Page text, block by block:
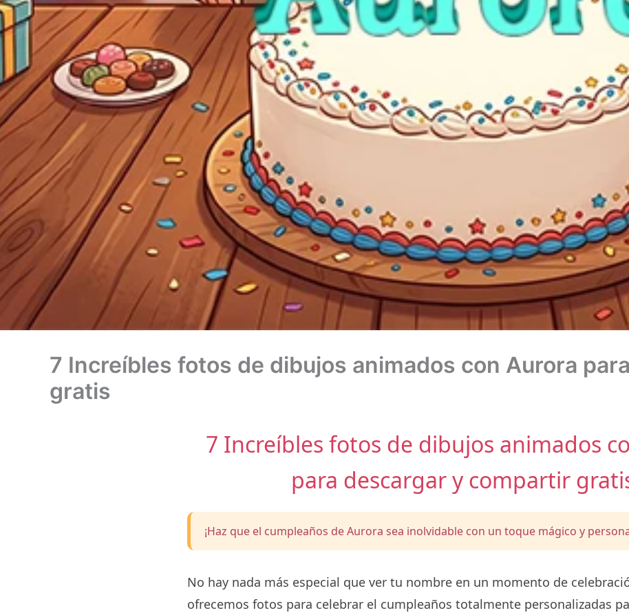
7 Increíbles fotos de dibujos animados con Aurora
gratis
7 Increíbles fotos de dibujos animados
para descargar y compartir
¡Haz que el cumpleaños de Aurora sea inolvidable con un toque mágico y
No hay nada más especial que ver tu nombre en un momento de
ofrecemos fotos para celebrar el cumpleaños totalmente personalizadas